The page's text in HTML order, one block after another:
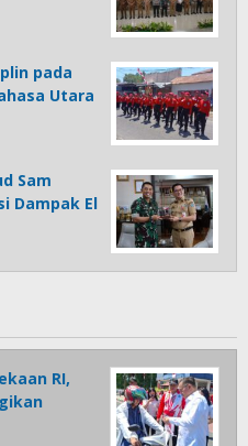
pada
Utara
Sam
Dampak El
RI,